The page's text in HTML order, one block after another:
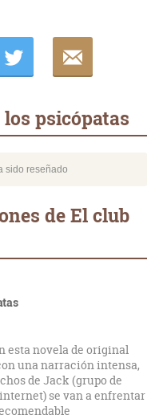
los psicópatas
sido reseñado
de El club
esta novela de original
una narración intensa,
de Jack (grupo de
se van a enfrentar